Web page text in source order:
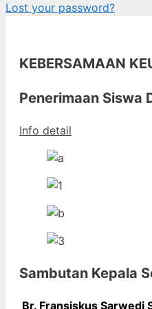
Lost your password?
KEBERSAMAAN
Penerimaan Siswa
Info detail
Sambutan Kepala
Br. Fransiskus Sarwedi